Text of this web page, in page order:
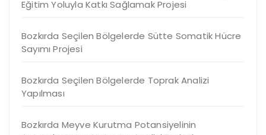
Eğitim Yoluyla Katkı Sağlamak Projesi
Bozkırda Seçilen Bölgelerde Sütte Somatik Hücre
Sayımı Projesi
Bozkırda Seçilen Bölgelerde Toprak Analizi
Yapılması
Bozkırda Meyve Kurutma Potansiyelinin